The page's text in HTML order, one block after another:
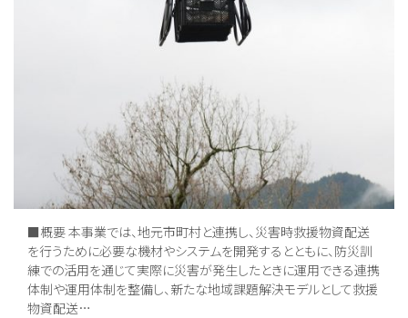
■概要 本事業では、地元市町村と連携し、災害時救援物資配送
を行うために必要な機材やシステムを開発するとともに、防災訓
練での活用を通じて実際に災害が発生したときに運用できる連携
体制や運用体制を整備し、新たな地域課題解決モデルとして救援
物資配送…